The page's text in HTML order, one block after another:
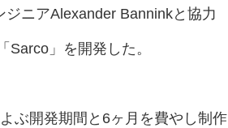
ニアAlexander Banninkと協力
」を開発した。
ぶ開発期間と6ヶ月を費やし制作